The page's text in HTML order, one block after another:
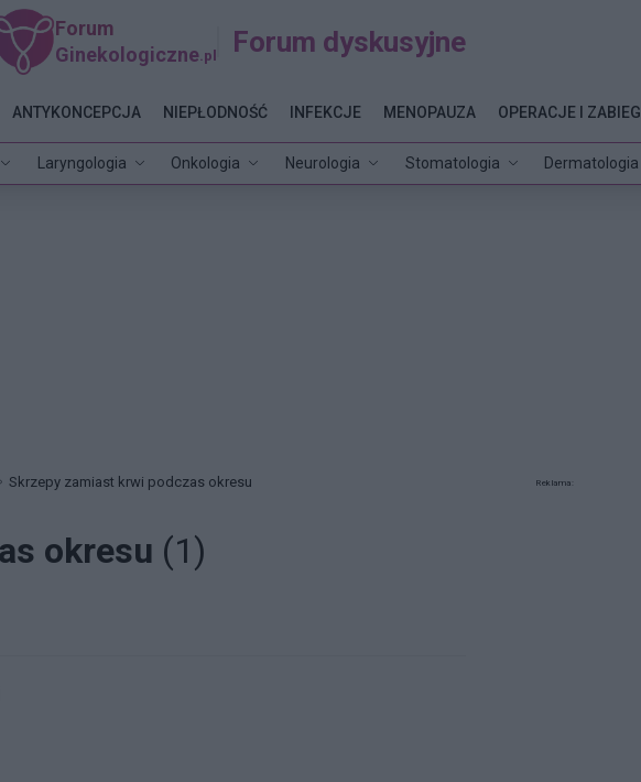
Forum
Ginekologiczne .pl Forum dyskusyjne
Laryngologia Onkologia Neurologia Stomatologia Dermatologia
ANTYKONCEPCJA NIEPŁODNOŚĆ INFEKCJE MENOPAUZA OPERACJE I ZABIEGI
Skrzepy zamiast krwi podczas okresu
okresu (1)
Reklama: